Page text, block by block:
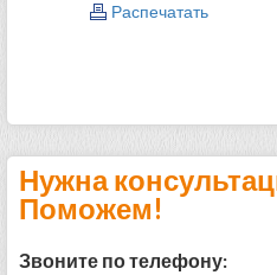
Распечатать
Нужна
Поможем!
Звоните по телефону: